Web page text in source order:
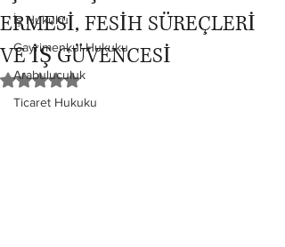
İş Hukuku
Gayrimenkul Hukuku
Arabuluculuk
Ticaret Hukuku
ERMESİ, FESİH SÜREÇLERİ
VE İŞ GÜVENCESİ
5 üzerinden NaN yıldız